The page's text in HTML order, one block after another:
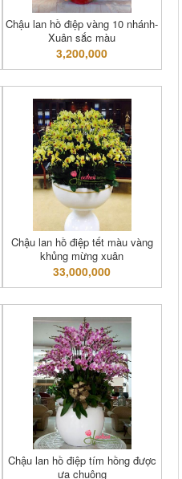
Chậu lan hồ điệp vàng 10 nhánh-
Xuân sắc màu
3,200,000
Chậu lan hồ điệp tết màu vàng
khủng mừng xuân
33,000,000
Chậu lan hồ điệp tím hồng được
ưa chuộng